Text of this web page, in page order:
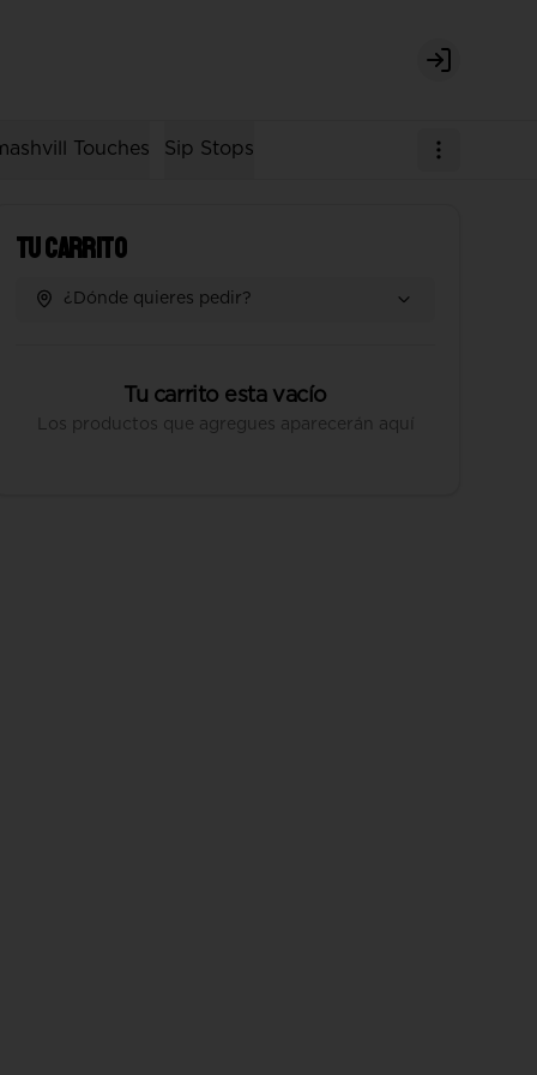
Login
Touches Sip Stops
Tu Carrito
¿Dónde quieres pedir?
Tu carrito esta vacío
Los productos que agregues aparecerán aquí